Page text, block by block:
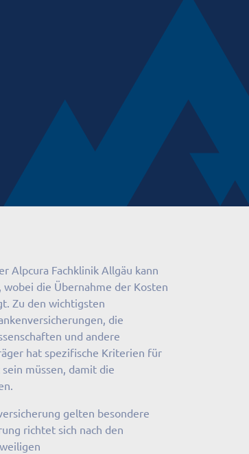
Alpcura Fachklinik Allgäu kann
die Übernahme der Kosten
Zu den wichtigsten
die
und andere
hat spezifische Kriterien für
müssen, damit die
gelten besondere
richtet sich nach den